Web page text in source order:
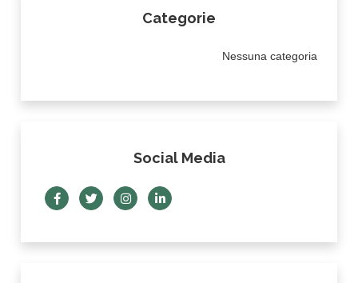
Categorie
Nessuna categoria
Social Media